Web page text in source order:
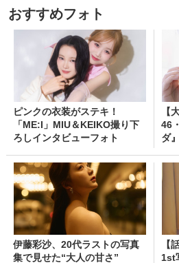
おすすめフォト
ピンクの衣装がステキ！
「ME:I」MIU＆KEIKO撮り下
ろしインタビューフォト
【
46
ダ
伊藤彩沙、20代ラストの写真
集で見せた“大人の甘さ”
【
1st